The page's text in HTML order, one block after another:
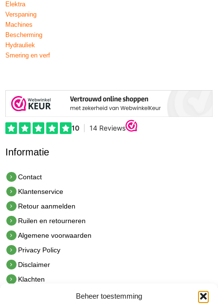
Beheer toestemming
Elektra
Verspaning
Machines
Bescherming
Hydrauliek
Smering en verf
Informatie
Contact
Klantenservice
Retour aanmelden
Ruilen en retourneren
Algemene voorwaarden
Privacy Policy
Disclaimer
Klachten